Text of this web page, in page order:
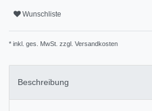
Wunschliste
* inkl. ges. MwSt. zzgl. Versandkosten
Beschreibung